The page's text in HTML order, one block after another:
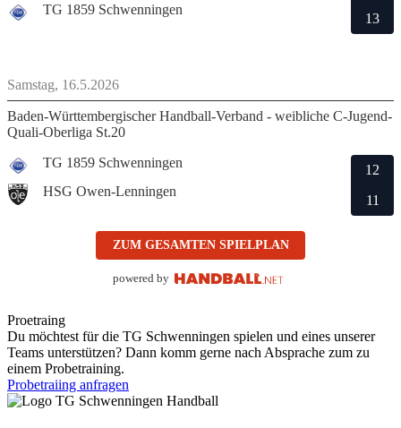
TG 1859 Schwenningen
13
Samstag, 16.5.2026
Baden-Württembergischer Handball-Verband - weibliche C-Jugend-
Quali-Oberliga St.20
TG 1859 Schwenningen
HSG Owen-Lenningen
12
11
ZUM GESAMTEN SPIELPLAN
powered by
Proetraing
Du möchtest für die TG Schwenningen spielen und eines unserer
Teams unterstützen? Dann komm gerne nach Absprache zum zu
einem Probetraining.
Probetraiing anfragen